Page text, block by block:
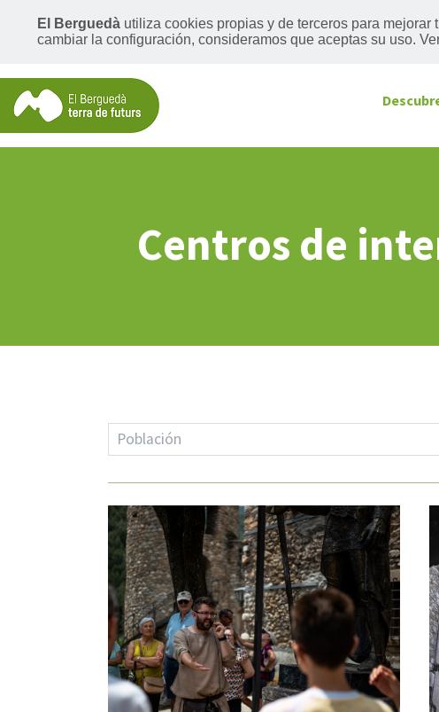
El Berguedà utiliza cookies propias y de terceros para
cambiar la configuración, consideramos que aceptas su uso.
Centros de